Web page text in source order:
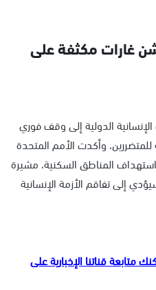
غارات مكثفة على
الدولية إلى وقف فوري
وأكدت الأمم المتحدة
المناطق السكنية، مشيرة
إلى تفاقم الأزمة الإنسانية
كل ما يخص "عرب 48" يُمكنك متابعة قناتنا الإخبارية على